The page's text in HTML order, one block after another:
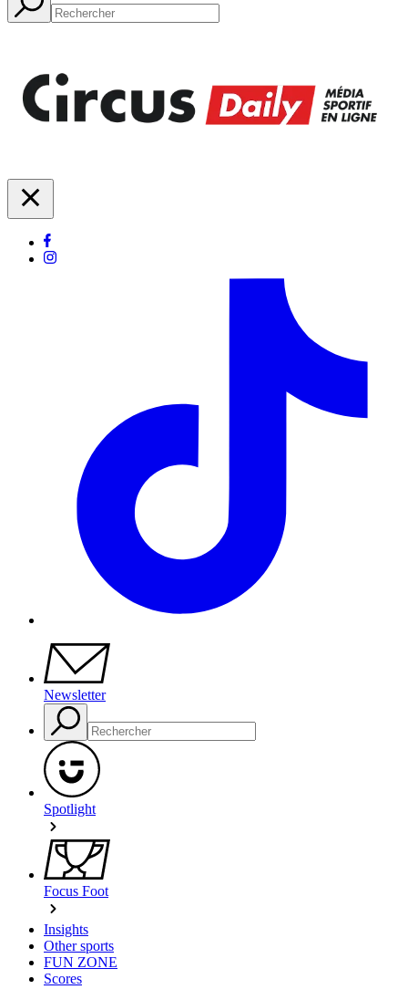
Newsletter
Spotlight
Focus Foot
Insights
Other sports
FUN ZONE
Scores